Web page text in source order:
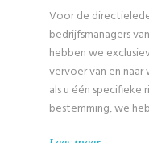
Voor de
bedrijfsmanagers
hebben we
vervoer van en
als u één
bestemming, we